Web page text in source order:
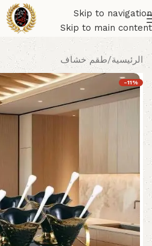
Skip to navigation
Skip to main content
الرئيسية/طقم خشاف
-11%